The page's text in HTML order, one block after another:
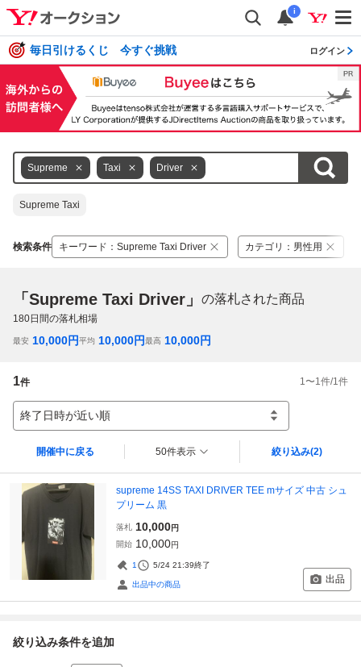
i
毎日引けるくじ 今すぐ挑戦 ログイン
Supreme Taxi Driver
Supreme Taxi
検索条件 キーワード ： Supreme Taxi Driver カテゴリ ： 男性用
「Supreme Taxi Driver」 の落札された商品
180日間の落札相場
最安 10,000円平均 10,000円最高 10,000円
1件 1 〜1 件/1 件
終了日時が近い順
開催中に戻る 50件表示 絞り込み(2)
supreme 14SS TAXI DRIVER TEE mサイズ 中古 シュ
プリーム 黒
落札 10,000円
開始 10,000円
1 5/24 21:39終了
出品中の商品 出品
絞り込み条件を追加